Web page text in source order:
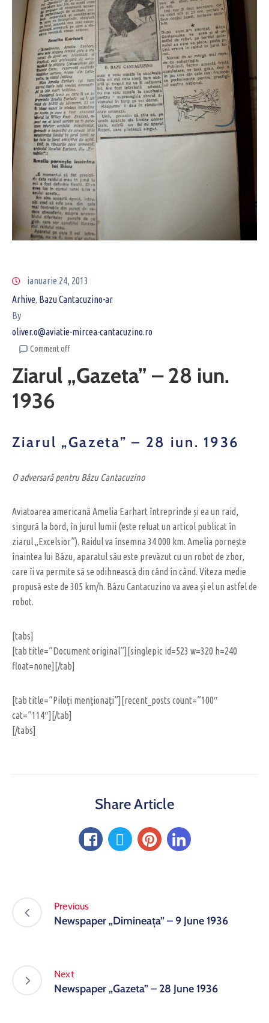
ianuarie 24, 2013
Arhive‚ Bazu Cantacuzino-ar
By
oliver.o@aviatie-mircea-cantacuzino.ro
Comment off
Ziarul „Gazeta” – 28 iun.
1936
Ziarul „Gazeta” – 28 iun. 1936
O adversară pentru Bâzu Cantacuzino
Aviatoarea americană Amelia Earhart întreprinde și ea un raid,
singură la bord, în jurul lumii (este reluat un articol publicat în
ziarul „Excelsior”). Raidul va însemna 34 000 km. Amelia pornește
înaintea lui Bâzu, aparatul său este prevăzut cu un robot de zbor,
care îi va permite să se odihnească din când în când. Viteza medie
propusă este de 305 km/h. Bâzu Cantacuzino va avea și el un astfel de
robot.
[tabs]
[tab title=”Document original”][singlepic id=523 w=320 h=240
float=none][/tab]
[tab title=”Piloţi menţionaţi”][recent_posts count=”100″
cat=”114″][/tab]
[/tabs]
Share Article
Previous
Newspaper „Dimineața” – 9 June 1936
Next
Newspaper „Gazeta” – 28 June 1936